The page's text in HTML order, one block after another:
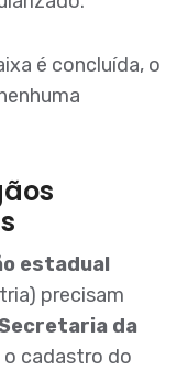
é concluída, o
estadual
precisam
da
o cadastro do